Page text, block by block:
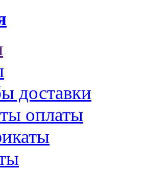
доставки
оплаты